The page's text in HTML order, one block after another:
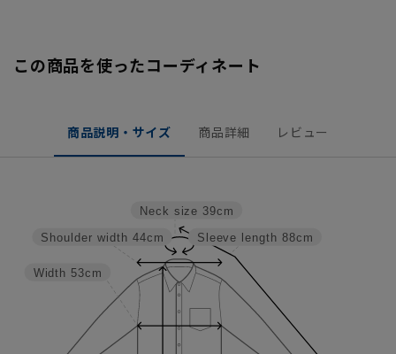
この商品を使ったコーディネート
商品説明・サイズ 商品詳細 レビュー
Sleeve length 88cm
Neck size 39cm
Width 53cm
Shoulder width 44cm